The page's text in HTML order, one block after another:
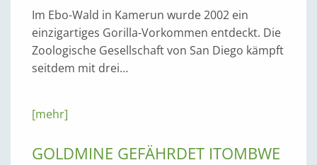
Im Ebo-Wald in Kamerun wurde 2002 ein
einzigartiges Gorilla-Vorkommen entdeckt. Die
Zoologische Gesellschaft von San Diego kämpft
seitdem mit drei…
[mehr]
GOLDMINE GEFÄHRDET ITOMBWE